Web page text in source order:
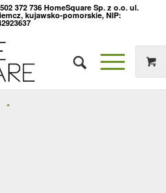
372 736 HomeSquare Sp. z o.o. ul.
kujawsko-pomorskie, NIP: